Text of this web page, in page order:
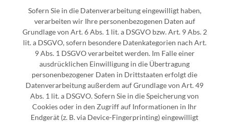
Sofern Sie in die Datenverarbeitung eingewilligt haben,
verarbeiten wir Ihre personenbezogenen Daten auf
Grundlage von Art. 6 Abs. 1 lit. a DSGVO bzw. Art. 9 Abs. 2
lit. a DSGVO, sofern besondere Datenkategorien nach Art.
9 Abs. 1 DSGVO verarbeitet werden. Im Falle einer
ausdrücklichen Einwilligung in die Übertragung
personenbezogener Daten in Drittstaaten erfolgt die
Datenverarbeitung außerdem auf Grundlage von Art. 49
Abs. 1 lit. a DSGVO. Sofern Sie in die Speicherung von
Cookies oder in den Zugriff auf Informationen in Ihr
Endgerät (z. B. via Device-Fingerprinting) eingewilligt